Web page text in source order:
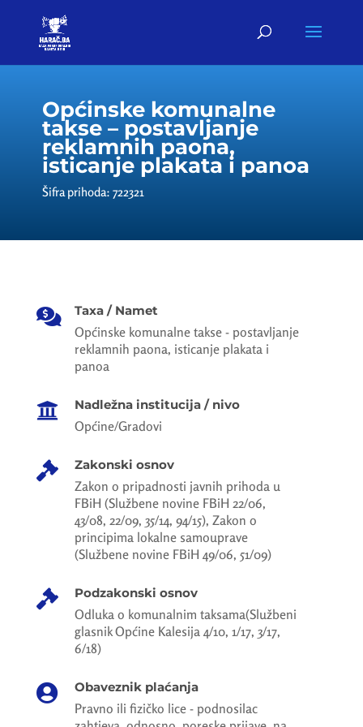
Općinske komunalne
takse – postavljanje
reklamnih paona,
isticanje plakata i panoa
Šifra prihoda: 722321
 Taxa / Namet
Općinske komunalne takse - postavljanje
reklamnih paona, isticanje plakata i
panoa
 Nadležna institucija / nivo
Općine/Gradovi
 Zakonski osnov
Zakon o pripadnosti javnih prihoda u
FBiH (Službene novine FBiH 22/06,
43/08, 22/09, 35/14, 94/15), Zakon o
principima lokalne samouprave
(Službene novine FBiH 49/06, 51/09)
 Podzakonski osnov
Odluka o komunalnim taksama(Službeni
glasnik Općine Kalesija 4/10, 1/17, 3/17,
6/18)
 Obaveznik plaćanja
Pravno ili fizičko lice - podnosilac